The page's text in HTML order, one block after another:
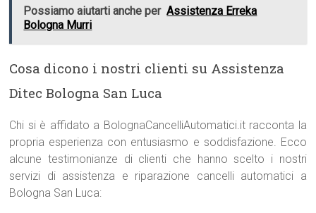
Possiamo aiutarti anche per Assistenza Erreka
Bologna Murri
Cosa dicono i nostri clienti su Assistenza
Ditec Bologna San Luca
Chi si è affidato a BolognaCancelliAutomatici.it racconta la
propria esperienza con entusiasmo e soddisfazione. Ecco
alcune testimonianze di clienti che hanno scelto i nostri
servizi di assistenza e riparazione cancelli automatici a
Bologna San Luca: